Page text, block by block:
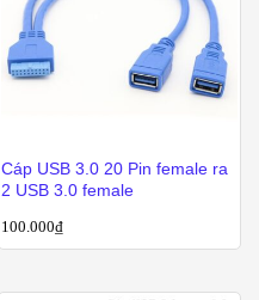
Cáp USB 3.0 20 Pin female ra
2 USB 3.0 female
100.000₫